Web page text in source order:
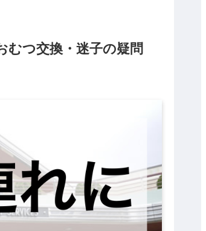
むつ交換・迷子の疑問